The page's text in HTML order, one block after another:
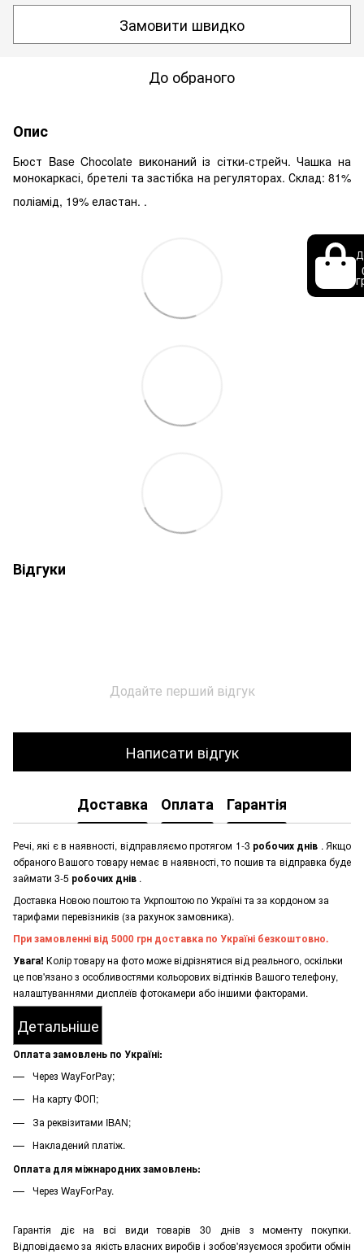
Замовити швидко
До обраного
Опис
Бюст Base Chocolate виконаний із сітки-стрейч. Чашка на
монокаркасі, бретелі та застібка на регуляторах. Склад: 81%
поліамід, 19% еластан. .
Відгуки
Додайте перший відгук
Написати відгук
Доставка Оплата Гарантія
Речі, які є в наявності, відправляємо протягом 1-3 робочих днів . Якщо
обраного Вашого товару немає в наявності, то пошив та відправка буде
займати 3-5 робочих днів .
Доставка Новою поштою та Укрпоштою по Україні та за кордоном за
тарифами перевізників (за рахунок замовника).
При замовленні від 5000 грн доставка по Україні безкоштовно.
Увага! Колір товару на фото може відрізнятися від реального, оскільки
це пов'язано з особливостями кольорових відтінків Вашого телефону,
налаштуваннями дисплеїв фотокамери або іншими факторами.
Детальніше
Оплата замовлень по Україні:
Через WayForPay;
На карту ФОП;
За реквізитами IBAN;
Накладений платіж.
Оплата для міжнародних замовлень:
Через WayForPay.
Гарантія діє на всі види товарів 30 днів з моменту покупки.
Відповідаємо за якість власних виробів і зобов'язуємося зробити обмін